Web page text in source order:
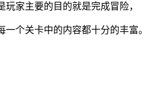
家主要的目的就是完成冒险，
个关卡中的内容都十分的丰富。